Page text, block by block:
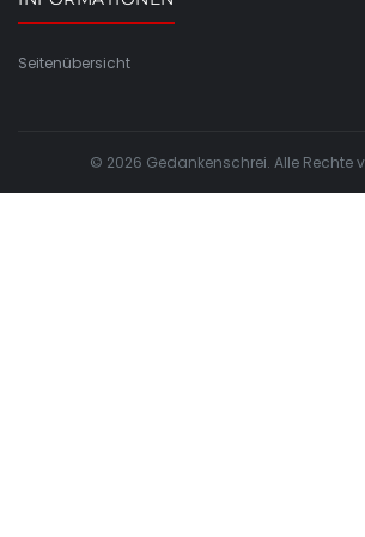
Seitenübersicht
© 2026 Gedankenschrei. Alle Rechte